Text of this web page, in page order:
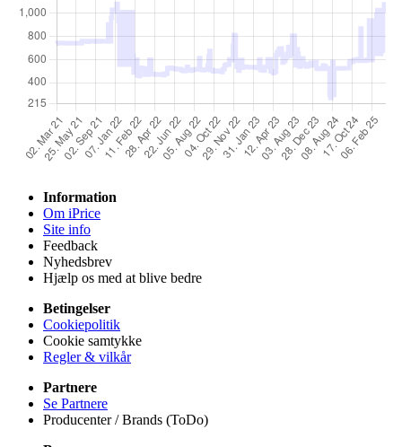
Information
Om iPrice
Site info
Feedback
Nyhedsbrev
Hjælp os med at blive bedre
Betingelser
Cookiepolitik
Cookie samtykke
Regler & vilkår
Partnere
Se Partnere
Producenter / Brands (ToDo)